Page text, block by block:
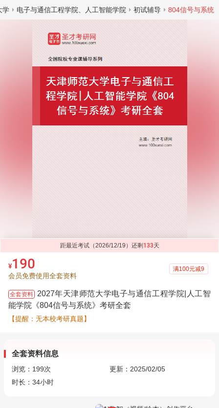
学 电子与通信工程学院、人工智能学院 初试辅导 804信号与系统
距最近考试（2026/12/19）还剩 133天
¥190
会员免费使用全套资料
满100元减9
全套资料
2027年天津师范大学电子与通信工程学院|人工智
能学院《804信号与系统》考研全套
【提醒：无本校考研真题】
全套资料信息
浏览： 199次
更新：2025/02/05
时长：34小时